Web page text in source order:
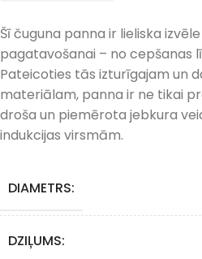
Šī čuguna panna ir lieliska
pagatavošanai – no cepšanas
Pateicoties tās izturīgajam un
materiālam, panna ir ne tikai
droša un piemērota jebkura
indukcijas virsmām.
DIAMETRS:
DZIĻUMS: